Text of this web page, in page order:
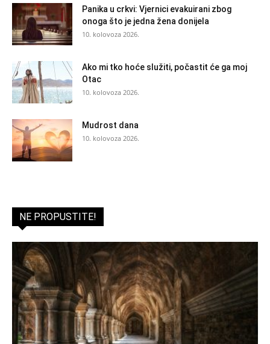
Panika u crkvi: Vjernici evakuirani zbog
onoga što je jedna žena donijela
10. kolovoza 2026.
Ako mi tko hoće služiti, počastit će ga moj
Otac
10. kolovoza 2026.
Mudrost dana
10. kolovoza 2026.
NE PROPUSTITE!